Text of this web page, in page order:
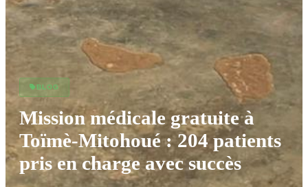
BLOG
Mission médicale gratuite à
Toïmè-Mitohoué : 204 patients
pris en charge avec succès